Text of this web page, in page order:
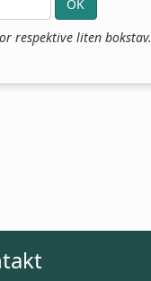
respektive liten bokstav.